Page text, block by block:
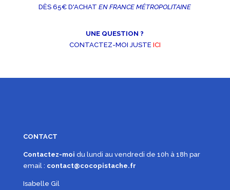
DÈS 65€ D'ACHATEN FRANCE MÉTROPOLITAINE
UNE QUESTION ?
CONTACTEZ-MOI JUSTE ICI
CONTACT
Contactez-moi du lundi au vendredi de 10h à 18h par
email : contact@cocopistache.fr
Isabelle Gil